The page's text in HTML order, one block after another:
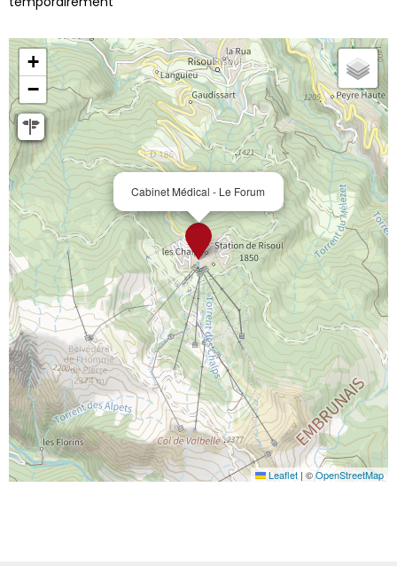
Cabinet Médical - Le Forum
+
−
Leaflet | ©OpenStreetMap